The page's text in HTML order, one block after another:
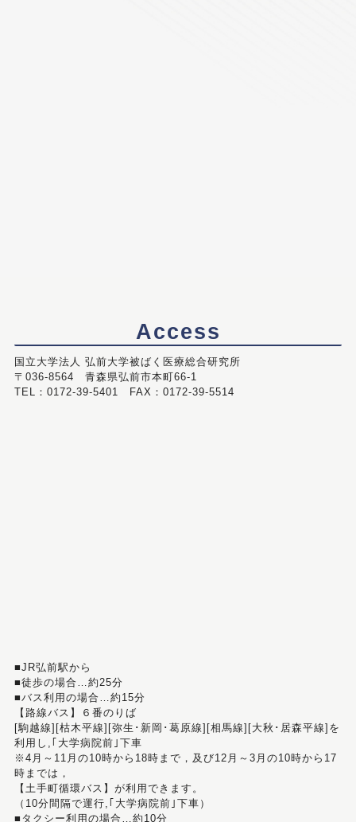
Access
国立大学法人 弘前大学被ばく医療総合研究所
〒036-8564 青森県弘前市本町66-1
TEL：0172-39-5401 FAX：0172-39-5514
■JR弘前駅から
■徒歩の場合…約25分
■バス利用の場合…約15分
【路線バス】６番のりば
[駒越線][枯木平線][弥生･新岡･葛原線][相馬線][大秋･居森平線]を
利用し,｢大学病院前｣下車
※4月～11月の10時から18時まで，及び12月～3月の10時から17
時までは，
【土手町循環バス】が利用できます。
（10分間隔で運行,｢大学病院前｣下車）
■タクシー利用の場合…約10分